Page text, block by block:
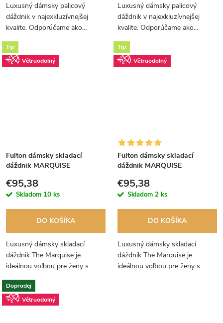
Luxusný dámsky palicový
dáždnik v najexkluzívnejšej
kvalite. Odporúčame ako
zabalený v hodvábnom papieri a
v luxusnej darčekovej krabici.
Luxusný dámsky palicový
dáždnik v najexkluzívnejšej
kvalite. Odporúčame ako
zabalený v hodvábnom papieri a
v luxusnej darčekovej krabici.
Tip
Větruodolný
Fulton dámsky skladací
dáždnik MARQUISE
FLORAL L852
€95,38
Skladom 10 ks
DO KOŠÍKA
Luxusný dámsky skladací
dáždnik The Marquise je
ideálnou voľbou pre ženy s
žakárový kvetinový dizajn,
kožená rukoväť a štýlové
Tip
Větruodolný
Fulton dámsky skladací
dáždnik MARQUISE
L852
€95,38
Skladom 2 ks
DO KOŠÍKA
Luxusný dámsky skladací
dáždnik The Marquise je
ideálnou voľbou pre ženy s
Doprodej
Větruodolný